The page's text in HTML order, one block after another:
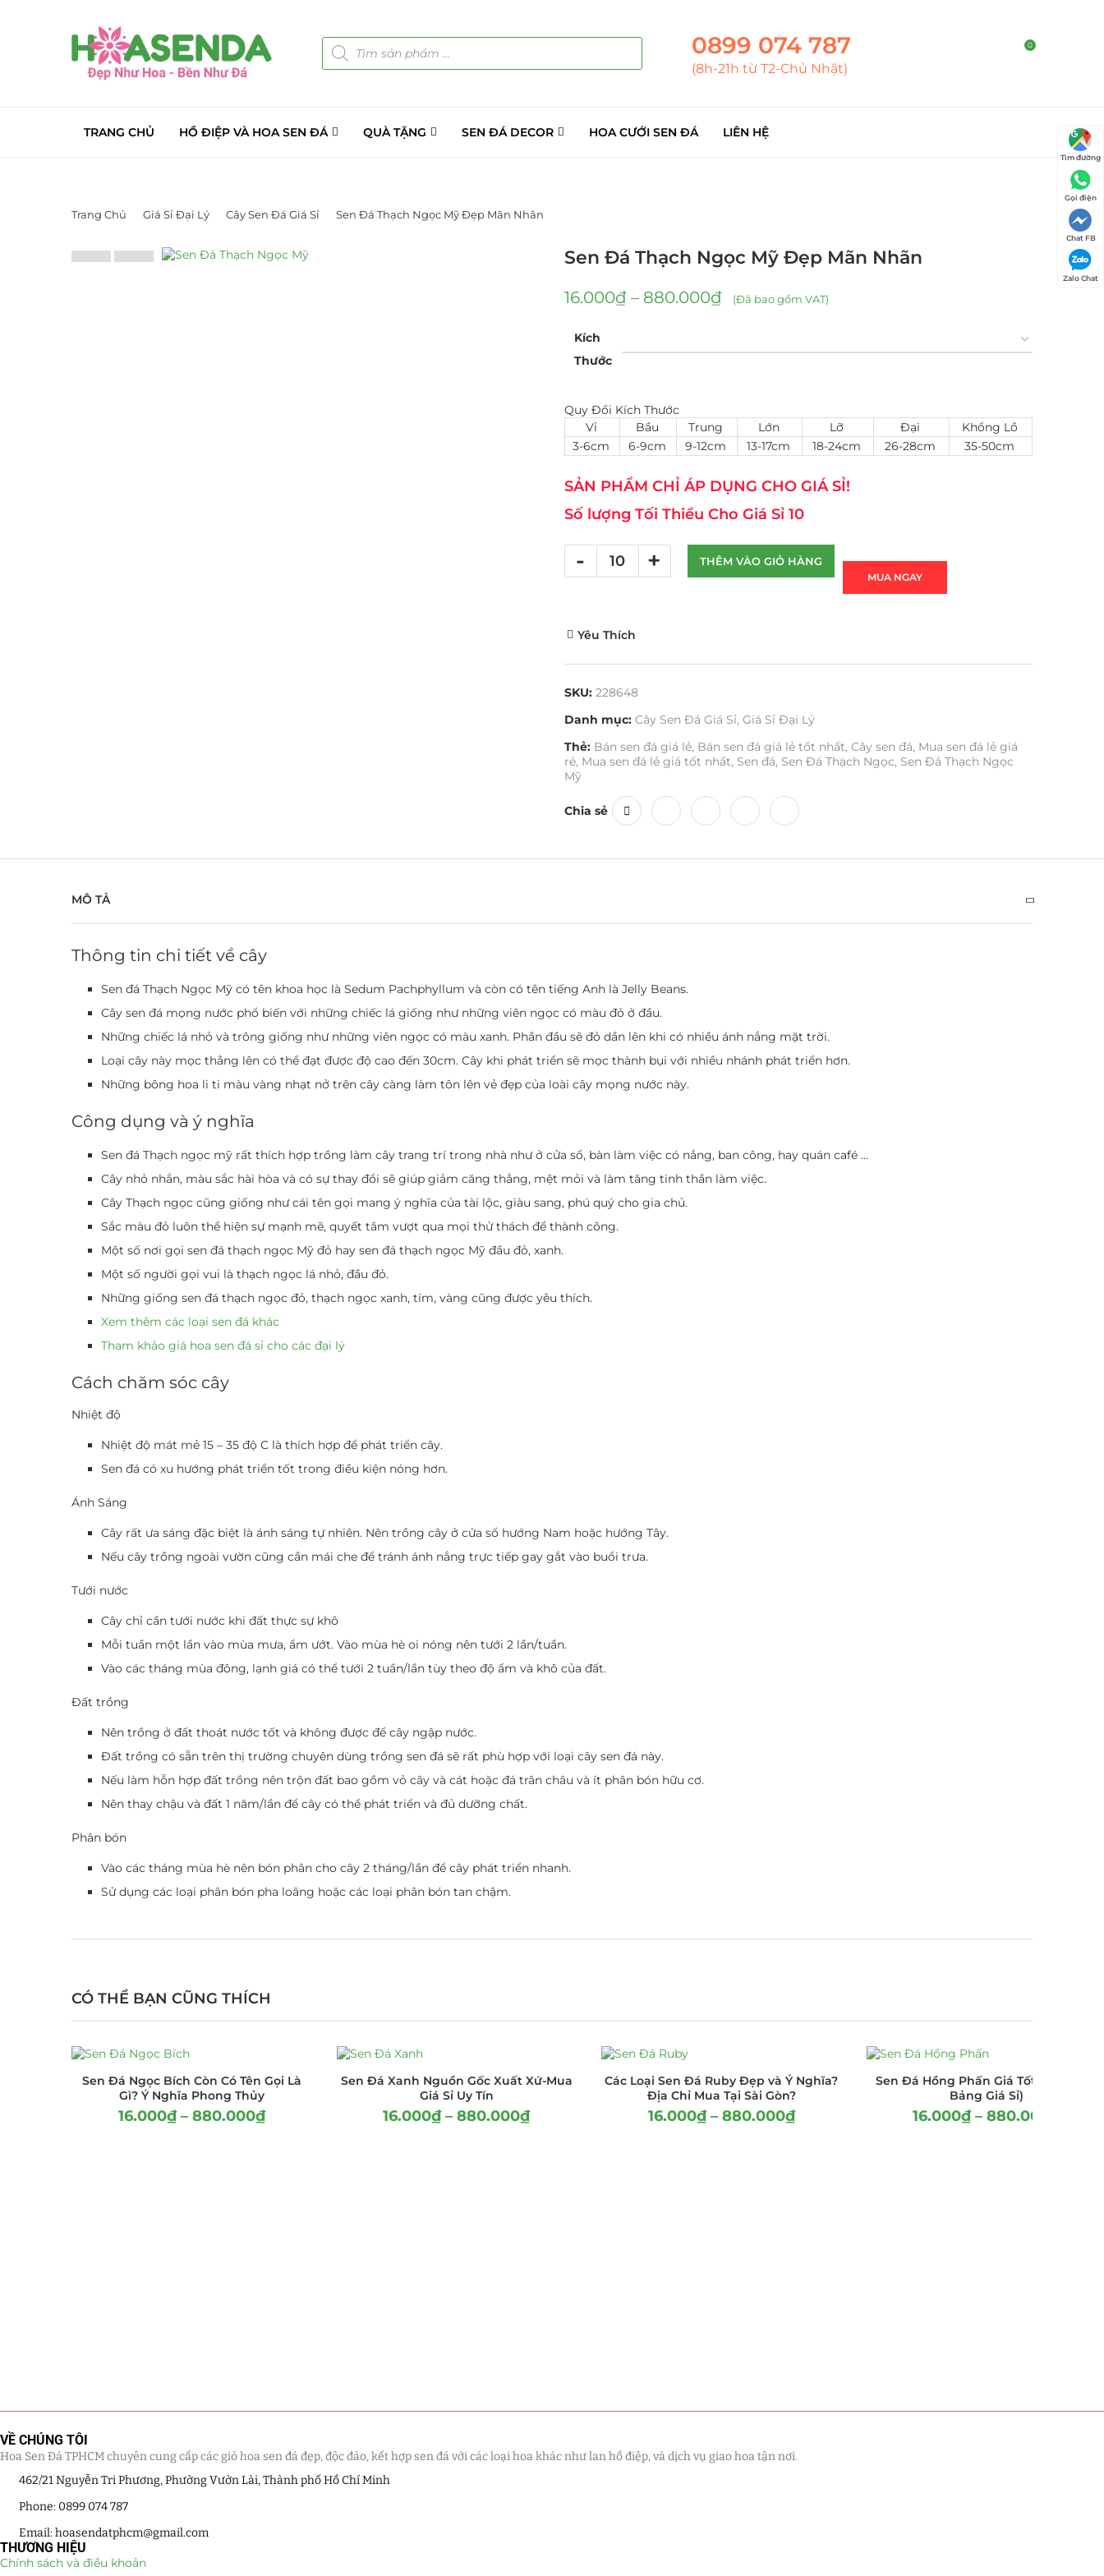
0899 074 787
(8h-21h từ T2-Chủ Nhật)
0
TRANG CHỦ HỒ ĐIỆP VÀ HOA SEN ĐÁ QUÀ TẶNG SEN ĐÁ DECOR HOA CƯỚI SEN ĐÁ LIÊN HỆ
Trang Chủ Giá Sỉ Đại Lý Cây Sen Đá Giá Sỉ Sen Đá Thạch Ngọc Mỹ Đẹp Mãn Nhãn
Sen Đá Thạch Ngọc Mỹ Đẹp Mãn Nhãn
16.000₫ – 880.000₫ (Đã bao gồm VAT)
Kích
Thước
Quy Đổi Kích Thước
Vỉ
Bầu Trung Lớn Lỡ Đại
Khổng Lồ
3-6cm
6-9cm 9-12cm 13-17cm 18-24cm 26-28cm 35-50cm
SẢN PHẨM CHỈ ÁP DỤNG CHO GIÁ SỈ!
Số lượng Tối Thiểu Cho Giá Sỉ 10
THÊM VÀO GIỎ HÀNG
MUA NGAY
Yêu Thích
SKU: 228648
Danh mục: Cây Sen Đá Giá Sỉ, Giá Sỉ Đại Lý
Thẻ: Bán sen đá giá lẻ, Bán sen đá giá lẻ tốt nhất, Cây sen đá, Mua sen đá lẻ giá
rẻ, Mua sen đá lẻ giá tốt nhất, Sen đá, Sen Đá Thạch Ngọc, Sen Đá Thạch Ngọc
Mỹ
Chia sẻ
MÔ TẢ
Thông tin chi tiết về cây
Sen đá Thạch Ngọc Mỹ có tên khoa học là Sedum Pachphyllum và còn có tên tiếng Anh là Jelly Beans.
Cây sen đá mọng nước phổ biến với những chiếc lá giống như những viên ngọc có màu đỏ ở đầu.
Những chiếc lá nhỏ và trông giống như những viên ngọc có màu xanh. Phần đầu sẽ đỏ dần lên khi có nhiều ánh nắng mặt trời.
Loại cây này mọc thẳng lên có thể đạt được độ cao đến 30cm. Cây khi phát triển sẽ mọc thành bụi với nhiều nhánh phát triển hơn.
Những bông hoa li ti màu vàng nhạt nở trên cây càng làm tôn lên vẻ đẹp của loài cây mọng nước này.
Công dụng và ý nghĩa
Sen đá Thạch ngọc mỹ rất thích hợp trồng làm cây trang trí trong nhà như ở cửa sổ, bàn làm việc có nắng, ban công, hay quán café …
Cây nhỏ nhắn, màu sắc hài hòa và có sự thay đổi sẽ giúp giảm căng thẳng, mệt mỏi và làm tăng tinh thần làm việc.
Cây Thạch ngọc cũng giống như cái tên gọi mang ý nghĩa của tài lộc, giàu sang, phú quý cho gia chủ.
Sắc màu đỏ luôn thể hiện sự mạnh mẽ, quyết tâm vượt qua mọi thử thách để thành công.
Một số nơi gọi sen đá thạch ngọc Mỹ đỏ hay sen đá thạch ngọc Mỹ đầu đỏ, xanh.
Một số người gọi vui là thạch ngọc lá nhỏ, đầu đỏ.
Những giống sen đá thạch ngọc đỏ, thạch ngọc xanh, tím, vàng cũng được yêu thích.
Xem thêm các loại sen đá khác
Tham khảo giá hoa sen đá sỉ cho các đại lý
Cách chăm sóc cây
Nhiệt độ
Nhiệt độ mát mẻ 15 – 35 độ C là thích hợp để phát triển cây.
Sen đá có xu hướng phát triển tốt trong điều kiện nóng hơn.
Ánh Sáng
Cây rất ưa sáng đặc biệt là ánh sáng tự nhiên. Nên trồng cây ở cửa sổ hướng Nam hoặc hướng Tây.
Nếu cây trồng ngoài vườn cũng cần mái che để tránh ánh nắng trực tiếp gay gắt vào buổi trưa.
Tưới nước
Cây chỉ cần tưới nước khi đất thực sự khô
Mỗi tuần một lần vào mùa mưa, ẩm ướt. Vào mùa hè oi nóng nên tưới 2 lần/tuần.
Vào các tháng mùa đông, lạnh giá có thể tưới 2 tuần/lần tùy theo độ ẩm và khô của đất.
Đất trồng
Nên trồng ở đất thoát nước tốt và không được để cây ngập nước.
Đất trồng có sẵn trên thị trường chuyên dùng trồng sen đá sẽ rất phù hợp với loại cây sen đá này.
Nếu làm hỗn hợp đất trồng nên trộn đất bao gồm vỏ cây và cát hoặc đá trân châu và ít phân bón hữu cơ.
Nên thay chậu và đất 1 năm/lần để cây có thể phát triển và đủ dưỡng chất.
Phân bón
Vào các tháng mùa hè nên bón phân cho cây 2 tháng/lần để cây phát triển nhanh.
Sử dụng các loại phân bón pha loãng hoặc các loại phân bón tan chậm.
CÓ THỂ BẠN CŨNG THÍCH
Sen Đá Ngọc Bích Còn Có Tên Gọi Là
Gì? Ý Nghĩa Phong Thủy
16.000₫ – 880.000₫
Sen Đá Xanh Nguồn Gốc Xuất Xứ-Mua
Giá Sỉ Uy Tín
16.000₫ – 880.000₫
Các Loại Sen Đá Ruby Đẹp và Ý Nghĩa?
Địa Chỉ Mua Tại Sài Gòn?
16.000₫ – 880.000₫
Sen Đá Hồng Phấn Giá Tốt(Cập Nhật
Bảng Giá Sỉ)
16.000₫ – 880.000
VỀ CHÚNG TÔI
Hoa Sen Đá TPHCM chuyên cung cấp các giỏ hoa sen đá đẹp, độc đáo, kết hợp sen đá với các loại hoa khác như lan hồ điệp, và dịch vụ giao hoa tận nơi.
462/21 Nguyễn Tri Phương, Phường Vườn Lài, Thành phố Hồ Chí Minh
Phone: 0899 074 787
Email: hoasendatphcm@gmail.com
THƯƠNG HIỆU
Chính sách và điều khoản
Tìm đường
Gọi điện
Chat FB
Zalo Chat